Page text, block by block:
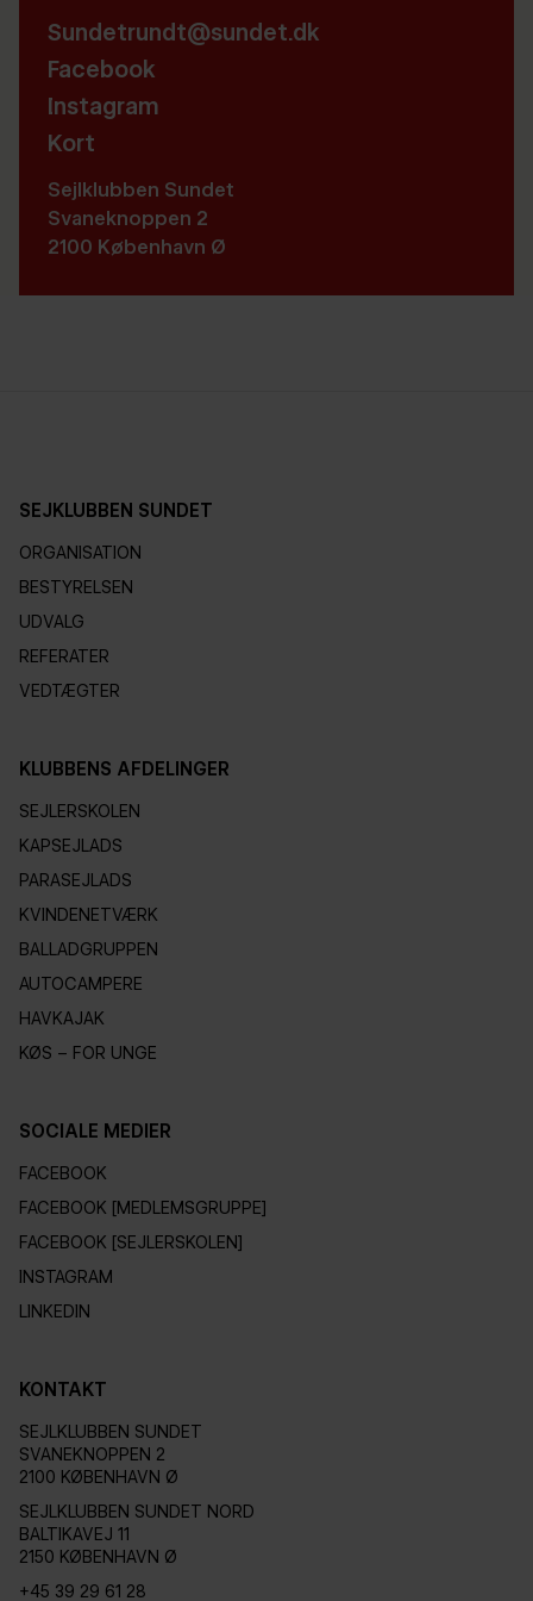
Sundetrundt@sundet.dk
Facebook
Instagram
Kort
Sejlklubben Sundet
Svaneknoppen 2
2100 København Ø
SEJKLUBBEN SUNDET
ORGANISATION
BESTYRELSEN
UDVALG
REFERATER
VEDTÆGTER
KLUBBENS AFDELINGER
SEJLERSKOLEN
KAPSEJLADS
PARASEJLADS
KVINDENETVÆRK
BALLADGRUPPEN
AUTOCAMPERE
HAVKAJAK
KØS – FOR UNGE
SOCIALE MEDIER
FACEBOOK
FACEBOOK [MEDLEMSGRUPPE]
FACEBOOK [SEJLERSKOLEN]
INSTAGRAM
LINKEDIN
KONTAKT
SEJLKLUBBEN SUNDET
SVANEKNOPPEN 2
2100 KØBENHAVN Ø
SEJLKLUBBEN SUNDET NORD
BALTIKAVEJ 11
2150 KØBENHAVN Ø
+45 39 29 61 28